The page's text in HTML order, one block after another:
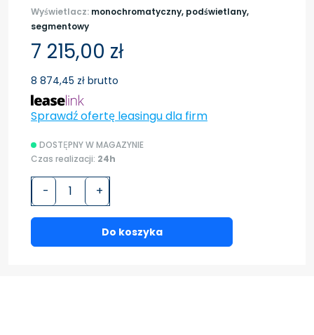
Wyświetlacz: monochromatyczny, podświetlany,
segmentowy
7 215,00 zł
8 874,45 zł brutto
Sprawdź ofertę leasingu dla firm
DOSTĘPNY W MAGAZYNIE
Czas realizacji: 24h
- +
Do koszyka